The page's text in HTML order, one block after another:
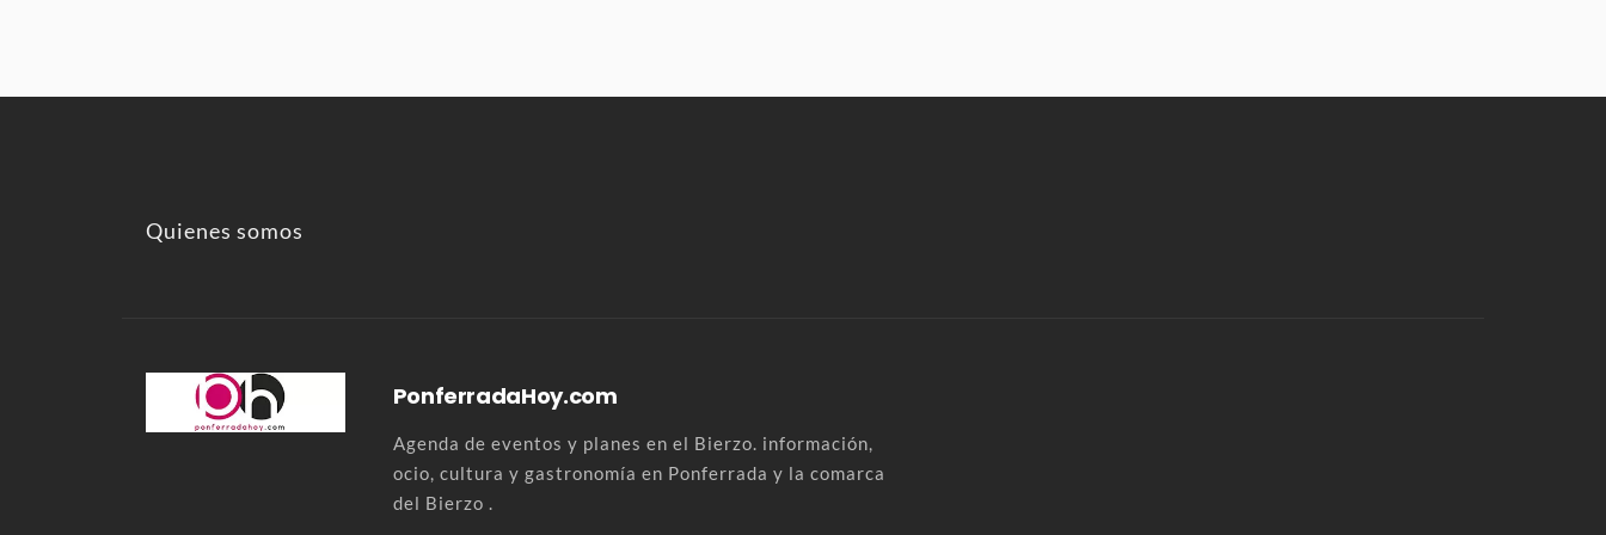
Quienes somos
PonferradaHoy.com
Agenda de eventos y planes en el Bierzo. información,
ocio, cultura y gastronomía en Ponferrada y la comarca
del Bierzo .